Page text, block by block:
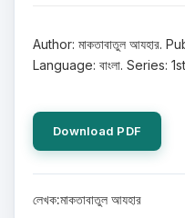
Author: মাকতাবাতুল আযহার.
Language: বাংলা. Series:
Download PDF
লেখক:মাকতাবাতুল আযহার